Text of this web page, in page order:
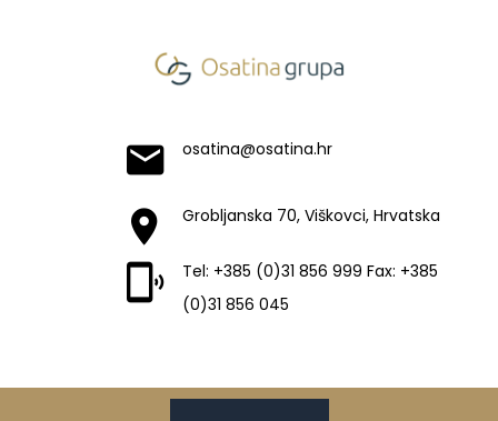
osatina@osatina.hr
Grobljanska 70, Viškovci, Hrvatska
Tel: +385 (0)31 856 999 Fax: +385
(0)31 856 045